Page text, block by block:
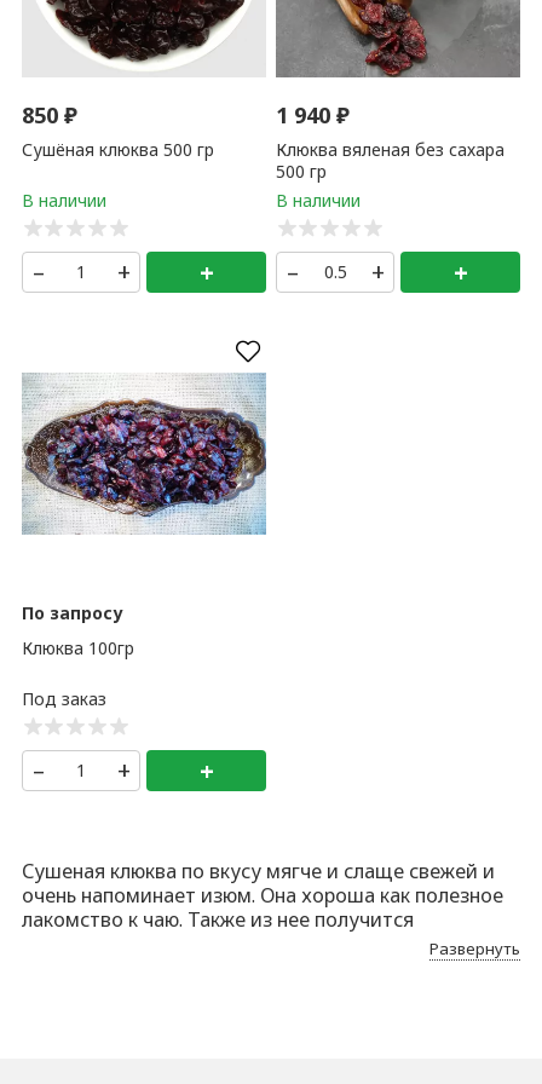
850₽
Сушёная клюква 500 гр
– + +
1 940₽
Клюква вяленая без сахара
500 гр
– + +
По запросу
Клюква 100гр
– + +
Сушеная клюква по вкусу мягче и слаще свежей и
очень напоминает изюм. Она хороша как полезное
лакомство к чаю. Также из нее получится
вкуснейший богатый витаминами компот. Часто
клюква используется в приготовлении разной
Развернуть